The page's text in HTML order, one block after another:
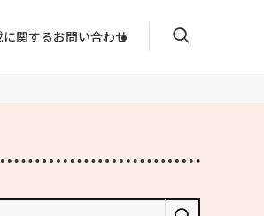
関するお問い合わせ